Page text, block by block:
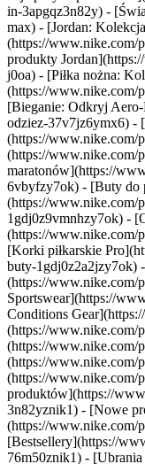
in-3apgqz3n82y) -
max) - [Jordan:
(https://www.nike.com/
produkty
j0oa) - [Piłka nożna:
(https://www.nike.com/
[Bieganie: Odkryj
odziez-37v7jz6ymx6) -
(https://www.nike.com/
(https://
maratonów](https://
6vbyfzy7ok) - [Buty do
(https://www.nike.com/
1gdj0z9vmnhzy7ok) -
(https://www.nike.com/
[Korki piłkarskie
buty-1gdj0z2a2jzy7ok)
(https://www.nike.com/
Sportswear](https://
Conditions
(https://www.nike.com/
(https://
(https://www.nike.com/
(https://www.nike.com/
produktów](https://
3n82yznik1) - [Nowe
(https://www.nike.com/
[Bestsellery](https://
76m50znik1) -